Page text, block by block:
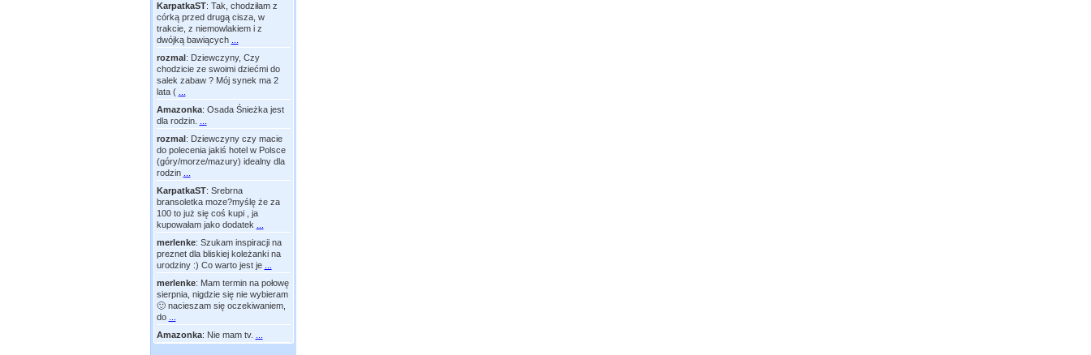
KarpatkaST: Tak, chodziłam z
córką przed drugą cisza, w
trakcie, z niemowlakiem i z
dwójką bawiących
rozmal: Dziewczyny, Czy
chodzicie ze swoimi dziećmi do
salek zabaw ? Mój synek ma 2
lata (
Amazonka: Osada Śnieżka jest
dla rodzin.
rozmal: Dziewczyny czy macie
do polecenia jakiś hotel w Polsce
(góry/morze/mazury) idealny dla
rodzin
KarpatkaST: Srebrna
bransoletka moze?myślę że za
100 to już się coś kupi , ja
kupowałam jako dodatek
merlenke: Szukam inspiracji na
preznet dla bliskiej koleżanki na
urodziny :) Co warto jest je
merlenke: Mam termin na połowę
sierpnia, nigdzie się nie wybieram
🙂 nacieszam się oczekiwaniem,
do
Amazonka: Nie mam tv.